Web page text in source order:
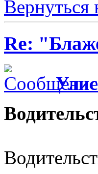
Вернуться
Re: